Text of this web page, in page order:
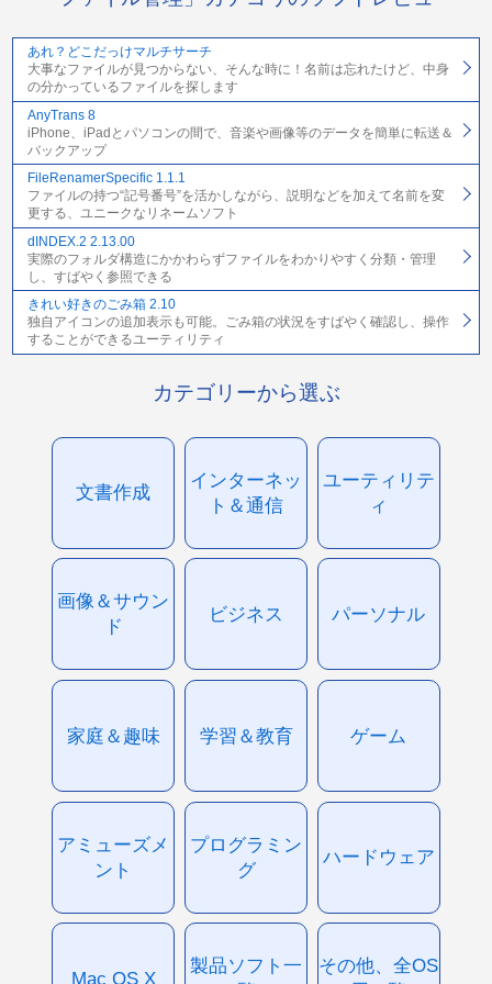
あれ？どこだっけマルチサーチ
大事なファイルが見つからない、そんな時に！名前は忘れたけど、中身
の分かっているファイルを探します
AnyTrans 8
iPhone、iPadとパソコンの間で、音楽や画像等のデータを簡単に転送＆
バックアップ
FileRenamerSpecific 1.1.1
ファイルの持つ“記号番号”を活かしながら、説明などを加えて名前を変
更する、ユニークなリネームソフト
dINDEX.2 2.13.00
実際のフォルダ構造にかかわらずファイルをわかりやすく分類・管理
し、すばやく参照できる
きれい好きのごみ箱 2.10
独自アイコンの追加表示も可能。ごみ箱の状況をすばやく確認し、操作
することができるユーティリティ
カテゴリーから選ぶ
文書作成
インターネッ
ト＆通信
ユーティリテ
ィ
画像＆サウン
ド
ビジネス パーソナル
家庭＆趣味 学習＆教育 ゲーム
アミューズメ
ント
プログラミン
グ
ハードウェア
Mac OS X
製品ソフト一
その他、全OS